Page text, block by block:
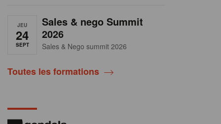
JEU
24
SEPT
Sales & nego Summit
2026
Sales & Nego summit 2026
Toutes les formations